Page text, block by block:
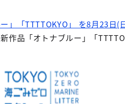
」「TTTTOKYO」 を8月23日(
作品「オトナブルー」「